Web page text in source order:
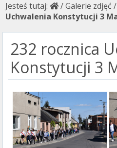
Jesteś tutaj: /Galerie zdjęć /
Uchwalenia Konstytucji 3
232 rocznica
Konstytucji 3